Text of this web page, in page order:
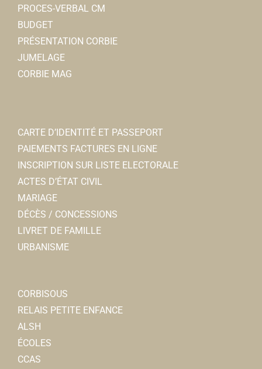
PROCES-VERBAL CM
BUDGET
PRÉSENTATION CORBIE
JUMELAGE
CORBIE MAG
CARTE D’IDENTITÉ ET PASSEPORT
PAIEMENTS FACTURES EN LIGNE
INSCRIPTION SUR LISTE ELECTORALE
ACTES D’ÉTAT CIVIL
MARIAGE
DÉCÈS / CONCESSIONS
LIVRET DE FAMILLE
URBANISME
CORBISOUS
RELAIS PETITE ENFANCE
ALSH
ÉCOLES
CCAS